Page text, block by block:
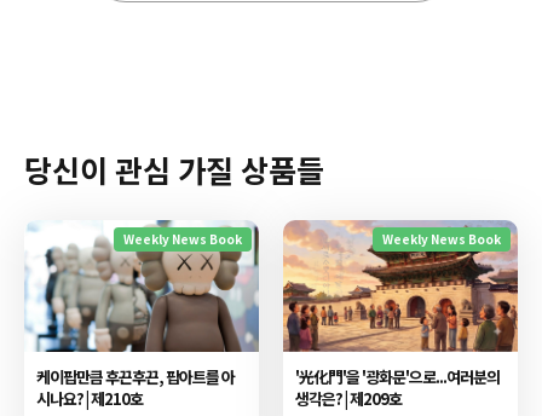
당신이 관심 가질 상품들
Weekly News Book
케이팝만큼 후끈후끈, 팝아트를 아
시나요? | 제210호
Weekly News Book
'光化門'을 '광화문'으로...여러분의
생각은? | 제209호